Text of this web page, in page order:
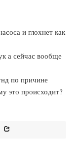
и глохнет как
а сейчас вообще
по причине
это происходит?